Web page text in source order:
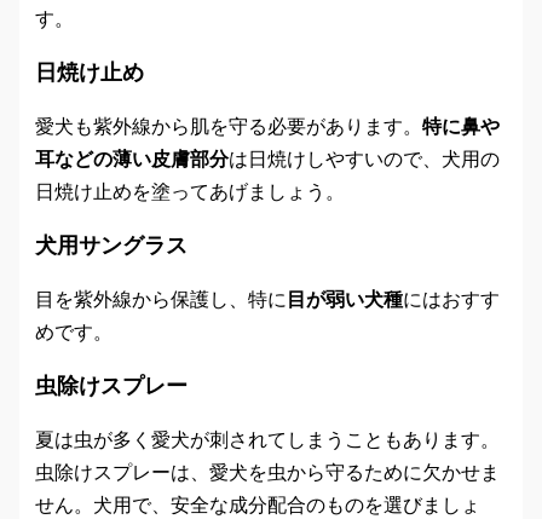
す。
日焼け止め
愛犬も紫外線から肌を守る必要があります。 特に鼻や
耳などの薄い皮膚部分は日焼けしやすいので、犬用の
日焼け止めを塗ってあげましょう。
犬用サングラス
目を紫外線から保護し、特に目が弱い犬種にはおすす
めです。
虫除けスプレー
夏は虫が多く愛犬が刺されてしまうこともあります。
虫除けスプレーは、愛犬を虫から守るために欠かせま
せん。犬用で、安全な成分配合のものを選びましょ